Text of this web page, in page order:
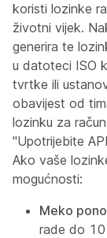
koristi lozinke
životni vijek.
generira te
u datoteci ISO
tvrtke ili
obavijest od
lozinku za
"Upotrijebite
Ako vaše
mogućnosti:
Meko
rade do